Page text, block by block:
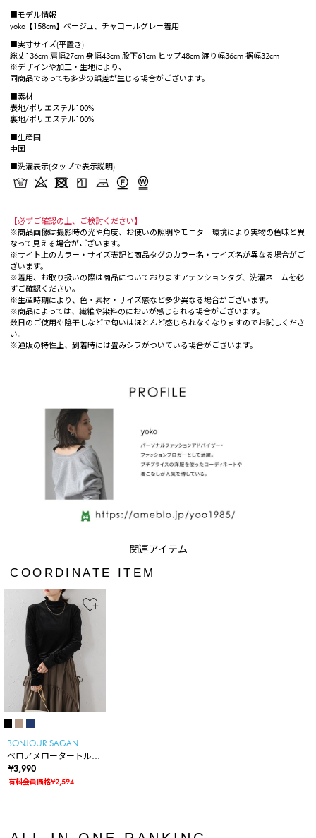
■モデル情報
yoko【158cm】ベージュ、チャコールグレー着用
■実寸サイズ(平置き)
総丈136cm 肩幅27cm 身幅43cm 股下61cm ヒップ48cm 渡り幅36cm 裾幅32cm
※デザインや加工・生地により、
同商品であっても多少の誤差が生じる場合がございます。
■素材
表地/ポリエステル100%
裏地/ポリエステル100%
■生産国
中国
■洗濯表示(タップで表示説明)
【必ずご確認の上、ご検討ください】
※商品画像は撮影時の光や角度、お使いの照明やモニター環境により実物の色味と異
なって見える場合がございます。
※サイト上のカラー・サイズ表記と商品タグのカラー名・サイズ名が異なる場合がご
ざいます。
※着用、お取り扱いの際は商品についておりますアテンションタグ、洗濯ネームを必
ずご確認ください。
※生産時期により、色・素材・サイズ感など多少異なる場合がございます。
※商品によっては、繊維や染料のにおいが感じられる場合がございます。
数日のご使用や陰干しなどで匂いはほとんど感じられなくなりますのでお試しくださ
い。
※通販の特性上、到着時には畳みシワがついている場合がございます。
COORDINATE ITEM
BONJOUR SAGAN
ベロアメロータートルプ
ルオーバー
¥3,990
有料会員価格¥2,594